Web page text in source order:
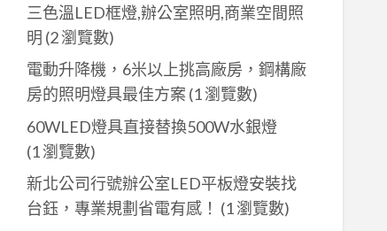
三色溫LED框燈,辦公室照明,商業空間照
明 (2 瀏覽數)
電動升降機，6米以上挑高廠房，鋼構廠
房的照明燈具最佳方案 (1 瀏覽數)
60WLED燈具直接替換500W水銀燈
(1 瀏覽數)
新北公司行號辦公室LED平板燈安裝找
台鈺，專業規劃省電有感！ (1 瀏覽數)